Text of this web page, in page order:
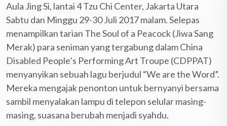
Aula Jing Si, lantai 4 Tzu Chi Center, Jakarta Utara
Sabtu dan Minggu 29-30 Juli 2017 malam. Selepas
menampilkan tarian The Soul of a Peacock (Jiwa Sang
Merak) para seniman yang tergabung dalam China
Disabled People’s Performing Art Troupe (CDPPAT)
menyanyikan sebuah lagu berjudul “We are the Word”.
Mereka mengajak penonton untuk bernyanyi bersama
sambil menyalakan lampu di telepon selular masing-
masing, suasana berubah menjadi syahdu.